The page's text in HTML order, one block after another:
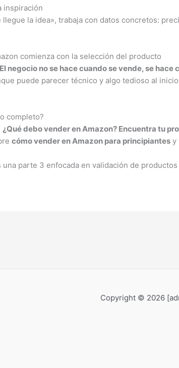
inspiración
llegue la idea», trabaja con datos concretos:
comienza con la selección del producto
negocio no se hace cuando se vende, se hace
puede parecer técnico y algo tedioso al
completo?
¿Qué debo vender en Amazon? Encuentra tu
cómo vender en Amazon para principiantes y
parte 3 enfocada en validación de
Copyright © 2026